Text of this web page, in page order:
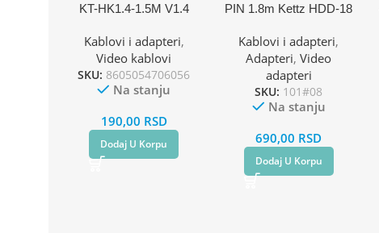
KT-HK1.4-1.5M V1.4
Kablovi i adapteri,
Video kablovi
SKU: 8605054706056
Na stanju
190,00 RSD
Dodaj U Korpu
PIN 1.8m Kettz HDD-18
Kablovi i adapteri,
Adapteri,Video
adapteri
SKU: 101#08
Na stanju
690,00 RSD
Dodaj U Korpu